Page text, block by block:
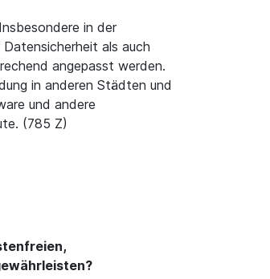
in der
als auch
angepasst werden.
in anderen Städten und
und andere
(785 Z)